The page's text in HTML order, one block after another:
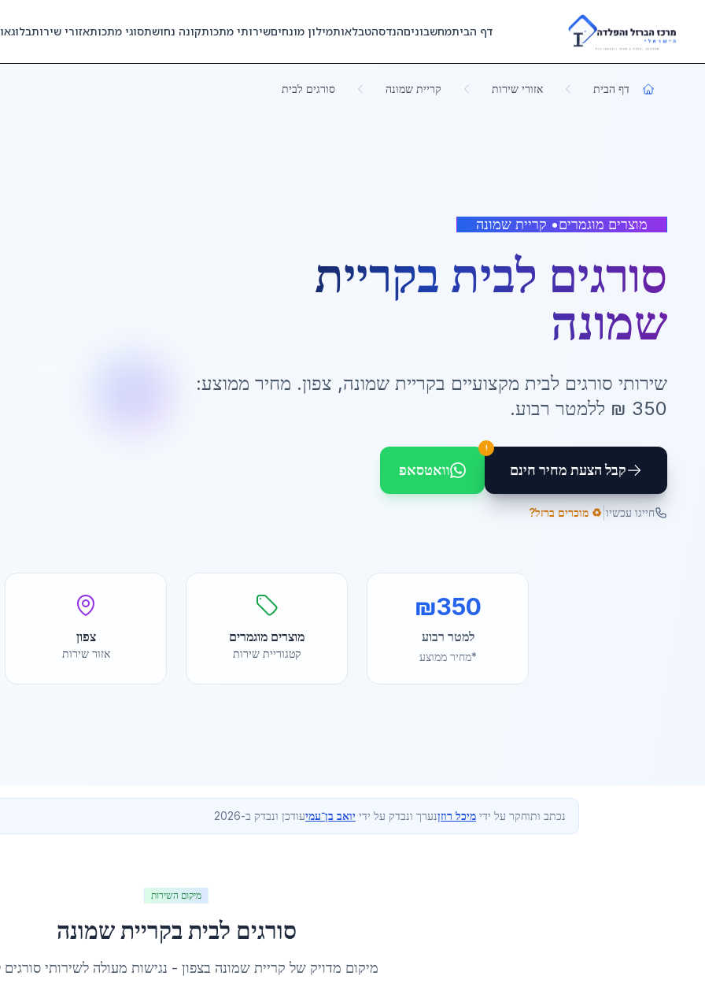
Skip to main content
דף הביתמחשבוניםהנדסהטבלאותמילון מונחיםשירותי מתכותקונה נחושתסוגי מתכותאזורי שירותבלוג
דף הבית אזורי שירות קריית שמונה סורגים לבית
מוצרים מוגמרים• קריית שמונה
סורגים לבית בקריית
שמונה
שירותי סורגים לבית מקצועיים בקריית שמונה, צפון. מחיר ממוצע:
350 ₪ ללמטר רבוע.
קבל הצעת מחיר חינם
!
וואטסאפ
חייגו עכשיו ♻️ מוכרים ברזל?
₪350
למטר רבוע
*מחיר ממוצע
מוצרים מוגמרים
קטגוריית שירות
צפון
אזור שירות
נכתב ותוחקר על ידי מיכל רוזןנערך ונבדק על ידי יואב בן־עמיעודכן ונבדק ב-2026
מיקום השירות
סורגים לבית בקריית שמונה
מיקום מדויק של קריית שמונה בצפון - נגישות מעולה לשירותי